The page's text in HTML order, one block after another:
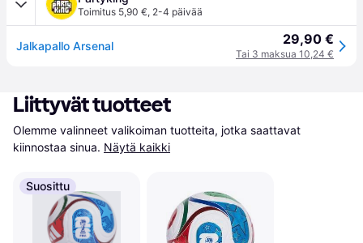
Toimitus 5,90 €, 2-4 päivää
Jalkapallo Arsenal 29,90 €
Tai 3 maksua 10,24 €
Liittyvät tuotteet
Olemme valinneet valikoiman tuotteita, jotka saattavat
kiinnostaa sinua. Näytä kaikki
Suosittu